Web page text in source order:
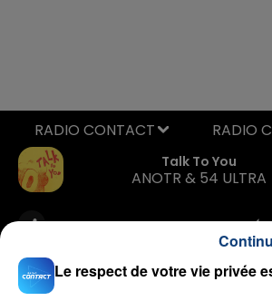
Talk To You
ANOTR & 54 ULTRA
RADIO
Le respect de votre vie privée